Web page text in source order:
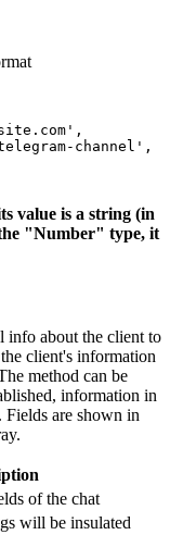
channel',
value is a string (in
"Number" type, it
info about the client to
client's information
method can be
information in
are shown in
of the chat
will be insulated